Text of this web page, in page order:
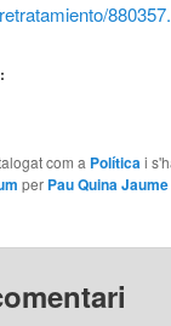
com a Políticai
per Pau Quina Jaume